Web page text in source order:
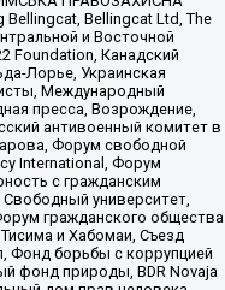
Bellingcat Ltd, The
и Восточной
Foundation, Канадский
Лорье, Украинская
Международный
пресса, Возрождение,
антивоенный комитет в
Форум свободной
International, Форум
с гражданским
университет,
гражданского общества
и Хабомаи, Съезд
Фонд борьбы с коррупцией
фонд природы, BDR Novaja